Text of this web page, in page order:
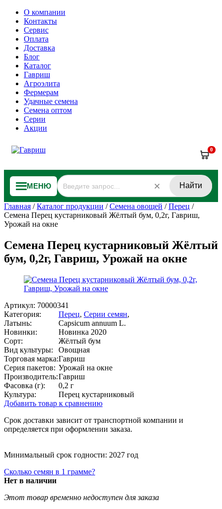
О компании
Контакты
Сервис
Оплата
Доставка
Блог
Каталог
Гавриш
Агроэлита
Фермерам
Удачные семена
Семена оптом
Серии
Акции
0
МЕНЮ Найти
Главная /Каталог продукции /Семена овощей /Перец /
Семена Перец кустарниковый Жёлтый бум, 0,2г, Гавриш,
Урожай на окне
Семена Перец кустарниковый Жёлтый
бум, 0,2г, Гавриш, Урожай на окне
Артикул: 70000341
Категория:
Перец, Серии семян,
Латынь:
Capsicum annuum L.
Новинки:
Новинка 2020
Сорт:
Жёлтый бум
Вид культуры:
Овощная
Торговая марка:Гавриш
Серия пакетов: Урожай на окне
Производитель:Гавриш
Фасовка (г):
0,2 г
Культура:
Перец кустарниковый
Добавить товар к сравнению
Срок доставки зависит от транспортной компании и
определяется при оформлении заказа.
Минимальный срок годности: 2027 год
Сколько семян в 1 грамме?
Нет в наличии
Этот товар временно недоступен для заказа